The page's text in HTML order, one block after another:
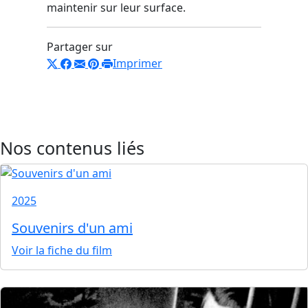
maintenir sur leur surface.
Partager sur
Imprimer
Nos contenus liés
2025
Souvenirs d'un ami
Voir la fiche du film